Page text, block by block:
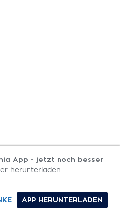
App - jetzt noch besser
herunterladen
APP HERUNTERLADEN